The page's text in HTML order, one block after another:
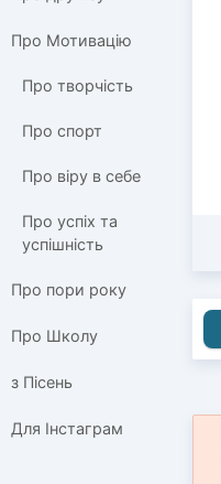
Про Мотивацію
Про творчість
Про спорт
Про віру в себе
Про успіх та
успішність
Про пори року
Про Школу
з Пісень
Для Інстаграм